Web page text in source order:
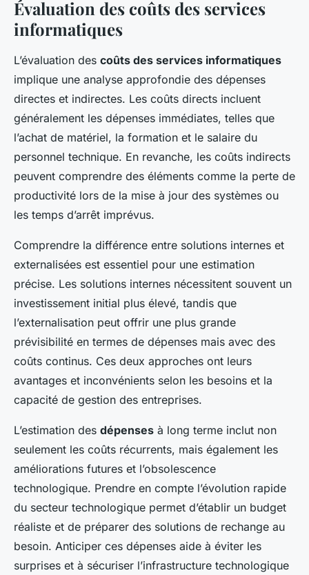
Évaluation des coûts des services
informatiques
L’évaluation des coûts des services informatiques
implique une analyse approfondie des dépenses
directes et indirectes. Les coûts directs incluent
généralement les dépenses immédiates, telles que
l’achat de matériel, la formation et le salaire du
personnel technique. En revanche, les coûts indirects
peuvent comprendre des éléments comme la perte de
productivité lors de la mise à jour des systèmes ou
les temps d’arrêt imprévus.
Comprendre la différence entre solutions internes et
externalisées est essentiel pour une estimation
précise. Les solutions internes nécessitent souvent un
investissement initial plus élevé, tandis que
l’externalisation peut offrir une plus grande
prévisibilité en termes de dépenses mais avec des
coûts continus. Ces deux approches ont leurs
avantages et inconvénients selon les besoins et la
capacité de gestion des entreprises.
L’estimation des dépenses à long terme inclut non
seulement les coûts récurrents, mais également les
améliorations futures et l’obsolescence
technologique. Prendre en compte l’évolution rapide
du secteur technologique permet d’établir un budget
réaliste et de préparer des solutions de rechange au
besoin. Anticiper ces dépenses aide à éviter les
surprises et à sécuriser l’infrastructure technologique